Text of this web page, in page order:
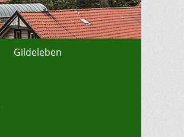
Gildeleben